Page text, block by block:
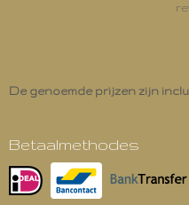
De genoemde prijzen zijn
Betaalmethodes